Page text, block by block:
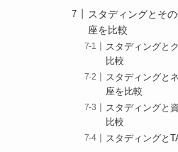
スタディングとそ
座を比較
スタディングと
比較
スタディングと
座を比較
スタディングと
比較
スタディングと